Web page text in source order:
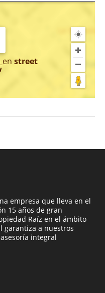
en street
empresa que lleva en el
15 años de gran
Raíz en el ámbito
garantiza a nuestros
integral